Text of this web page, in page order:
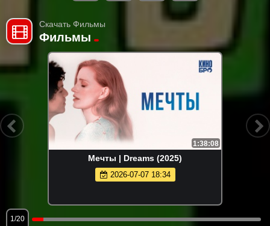
Скачать Фильмы
Фильмы
1:38:08
Мечты | Dreams (2025)
2026-07-07 18:34
1/20